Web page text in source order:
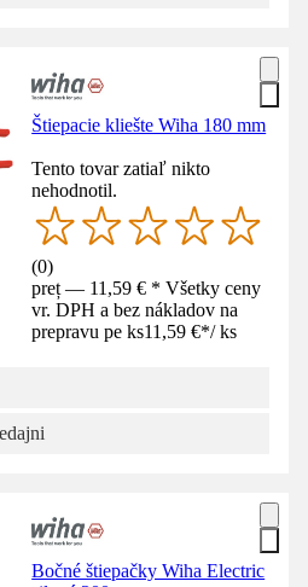
Štiepacie kliešte Wiha 180 mm
Tento tovar zatiaľ nikto
nehodnotil.
(0)
preț — 11,59 € * Všetky ceny
vr. DPH a bez nákladov na
prepravu pe ks11,59 €*/ ks
Bočné štiepačky Wiha Electric